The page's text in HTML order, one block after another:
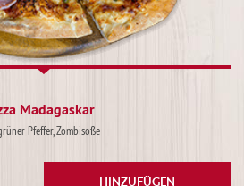
Madagaskar
Pfeffer, Zombisoße
HINZUFÜGEN